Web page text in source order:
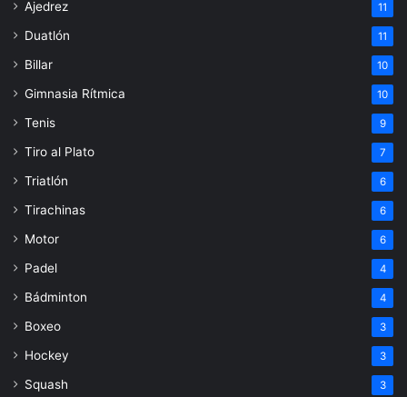
Ajedrez 11
Duatlón 11
Billar 10
Gimnasia Rítmica 10
Tenis 9
Tiro al Plato 7
Triatlón 6
Tirachinas 6
Motor 6
Padel 4
Bádminton 4
Boxeo 3
Hockey 3
Squash 3